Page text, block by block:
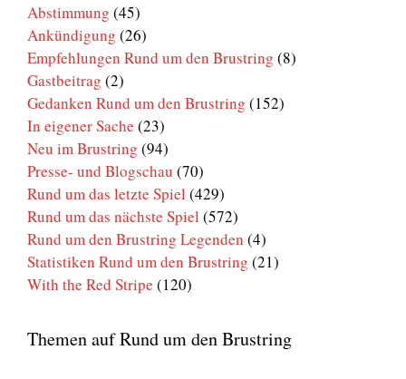
Abstimmung (45)
Ankündigung (26)
Empfehlungen Rund um den Brustring (8)
Gastbeitrag (2)
Gedanken Rund um den Brustring (152)
In eigener Sache (23)
Neu im Brustring (94)
Presse- und Blogschau (70)
Rund um das letzte Spiel (429)
Rund um das nächste Spiel (572)
Rund um den Brustring Legenden (4)
Statistiken Rund um den Brustring (21)
With the Red Stripe (120)
Themen auf Rund um den Brustring